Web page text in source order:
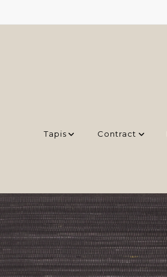
Tapis Contract